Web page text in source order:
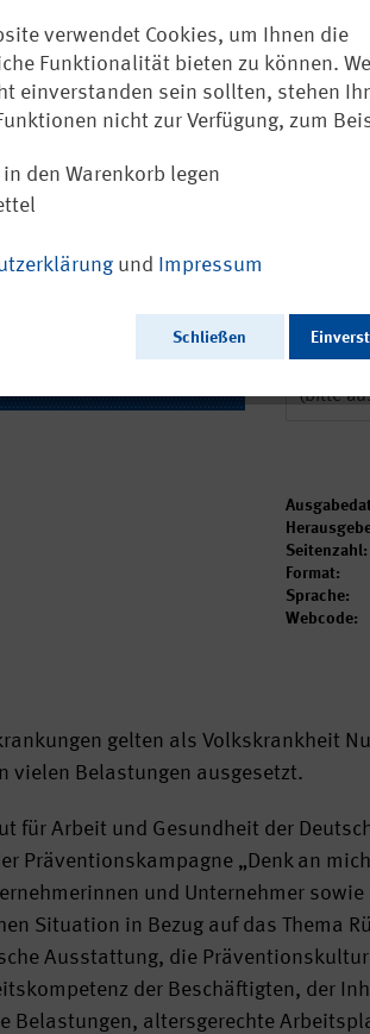
IAG
Eine
In
Sofort
Dieser
Seitenzahl:
Format:
Sprache:
Webcode:
gelten als Volkskrankheit
vielen Belastungen ausgesetzt.
für Arbeit und Gesundheit der
Präventionskampagne „Denk an
und Unternehmer
Situation in Bezug auf das Thema
Ausstattung, die
der Beschäftigten, der
Belastungen, altersgerechte
verwendet Cookies, um Ihnen die
Funktionalität bieten zu können.
einverstanden sein sollten, stehen
nicht zur Verfügung, zum
den Warenkorb legen
und Impressum
Schließen